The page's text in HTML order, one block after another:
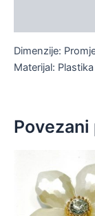
Dimenzije:
Materijal: